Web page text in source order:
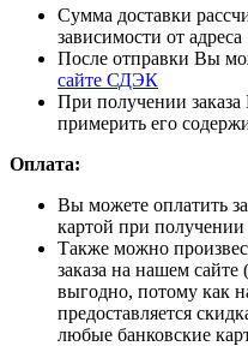
Сумма доставки
зависимости от адреса
После отправки Вы
сайте СДЭК
При получении
примерить его
Оплата:
Вы можете оплатить
картой при получении
Также можно
заказа на нашем сайте
выгодно, потому как
предоставляется
любые банковские